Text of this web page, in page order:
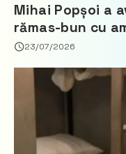
Mihai Popșoi a
rămas-bun cu
Țărilor de Jos,
23/07/2026